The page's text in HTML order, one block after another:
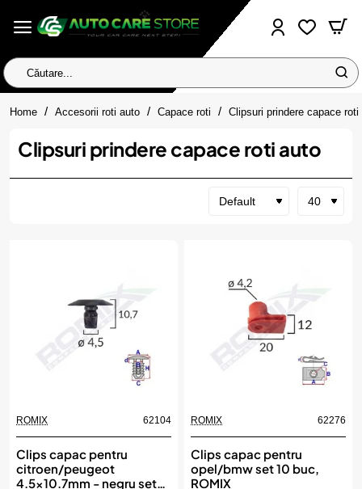
Căutare...
Home homeAccesorii roti auto Capace roti Clipsuri prindere capace roti
Clipsuri prindere capace roti auto
ROMIX 62104
Clips capac pentru
citroen/peugeot
4.5x10.7mm - negru set
ROMIX 62276
Clips capac pentru
opel/bmw set 10 buc,
ROMIX